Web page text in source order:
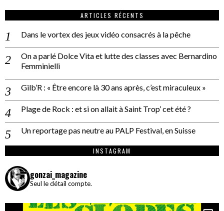
ARTICLES RÉCENTS
Dans le vortex des jeux vidéo consacrés à la pêche
On a parlé Dolce Vita et lutte des classes avec Bernardino
Femminielli
Gilb’R : « Être encore là 30 ans après, c’est miraculeux »
Plage de Rock : et si on allait à Saint Trop’ cet été ?
Un reportage pas neutre au PALP Festival, en Suisse
INSTAGRAM
gonzai_magazine
Seul le détail compte.